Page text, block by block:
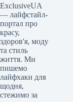
ExclusiveUA
— лайфстайл-
портал про
красу,
здоров'я, моду
та стиль
життя. Ми
пишемо
лайфхаки для
щодня,
стежимо за